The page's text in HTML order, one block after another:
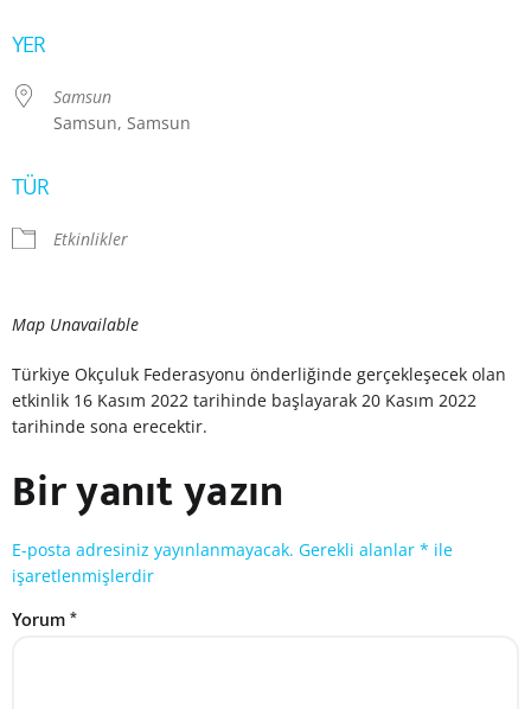
YER
Samsun
Samsun, Samsun
TÜR
Etkinlikler
Map Unavailable
Türkiye Okçuluk Federasyonu önderliğinde gerçekleşecek olan
etkinlik 16 Kasım 2022 tarihinde başlayarak 20 Kasım 2022
tarihinde sona erecektir.
Bir yanıt yazın
E-posta adresiniz yayınlanmayacak. Gerekli alanlar * ile
işaretlenmişlerdir
Yorum*